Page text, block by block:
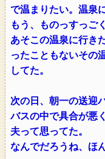
で温まりたい。温泉
もう、ものっすっご
あそこの温泉に行き
ったこともないその
してた。
次の日、朝一の送迎
バスの中で具合が悪
夫って思ってた。
なんでだろうね、ほ